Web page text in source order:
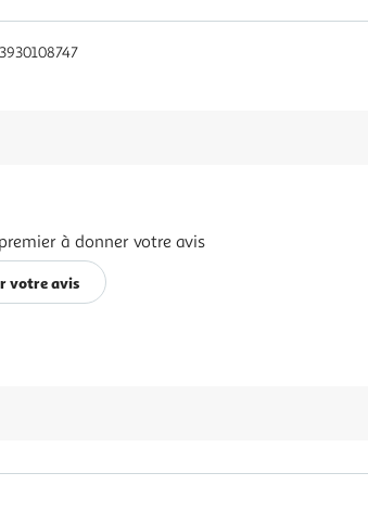
à donner votre avis
votre avis